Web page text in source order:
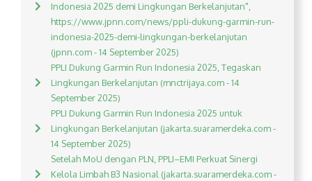
Indonesia 2025 demi Lingkungan Berkelanjutan",
https://www.jpnn.com/news/ppli-dukung-garmin-run-
indonesia-2025-demi-lingkungan-berkelanjutan
(jpnn.com - 14 September 2025)
PPLI Dukung Garmin Run Indonesia 2025, Tegaskan
Lingkungan Berkelanjutan (mnctrijaya.com - 14
September 2025)
PPLI Dukung Garmin Run Indonesia 2025 untuk
Lingkungan Berkelanjutan (jakarta.suaramerdeka.com -
14 September 2025)
Setelah MoU dengan PLN, PPLI–EMI Perkuat Sinergi
Kelola Limbah B3 Nasional (jakarta.suaramerdeka.com -